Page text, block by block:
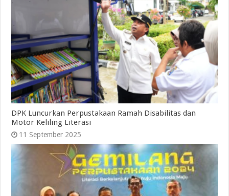
DPK Luncurkan Perpustakaan Ramah Disabilitas dan
Motor Keliling Literasi
11 September 2025